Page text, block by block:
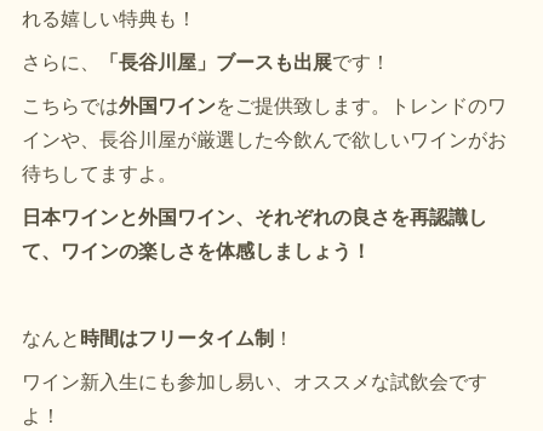
れる嬉しい特典も！
さらに、
「長谷川屋」ブースも出展です！
こちらでは外国ワインをご提供致します。トレンドのワ
インや、長谷川屋が厳選した今飲んで欲しいワインがお
待ちしてますよ。
日本ワインと外国ワイン、それぞれの良さを再認識し
て、ワインの楽しさを体感しましょう！
なんと時間はフリータイム制 ！
ワイン新入生にも参加し易い、オススメな試飲会です
よ！